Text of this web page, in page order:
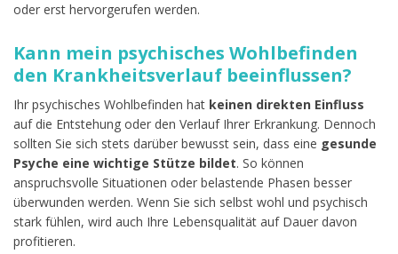
oder erst hervorgerufen werden.
Kann mein psychisches Wohlbefinden
den Krankheitsverlauf beeinflussen?
Ihr psychisches Wohlbefinden hat keinen direkten Einfluss
auf die Entstehung oder den Verlauf Ihrer Erkrankung. Dennoch
sollten Sie sich stets darüber bewusst sein, dass eine gesunde
Psyche eine wichtige Stütze bildet. So können
anspruchsvolle Situationen oder belastende Phasen besser
überwunden werden. Wenn Sie sich selbst wohl und psychisch
stark fühlen, wird auch Ihre Lebensqualität auf Dauer davon
profitieren.